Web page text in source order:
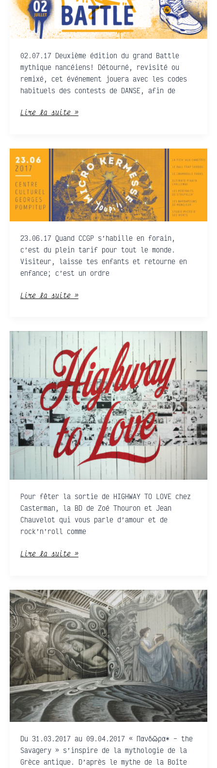
02.07.17 Deuxième édition du grand Battle
mythique nancéiens! Détourné, revisité ou
remixé, cet événement jouera avec les codes
habituels des contests de DANSE, afin de
BATTLE
#2
Lire la suite »
23.06.17 Quand CCGP s’habille en forain,
c’est du plein tarif pour tout le monde.
Visiteur, laisse tes enfants et retourne en
enfance; c’est un ordre
LA
MICRO
KERMESSE
Lire la suite »
Pour fêter la sortie de HIGHWAY TO LOVE chez
Casterman, la BD de Zoé Thouron et Jean
Chauvelot qui vous parle d’amour et de
rock’n’roll comme
Highway
love
Thouron
&
Jean
Chauvelot
Lire la suite »
Du 31.03.2017 au 09.04.2017 « Πανδῶρα* – the
Savagery » s’inspire de la mythologie de la
Grèce antique. D’après le mythe de la Boîte
WILD
DRAWING
•
Πανδῶρα
the
Savagery